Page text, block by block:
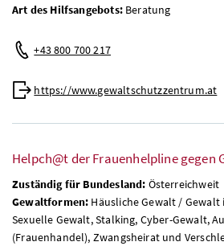
Art des Hilfsangebots:Beratung
+43 800 700 217
https://www.gewaltschutzzentrum.at
Helpch@t der Frauenhelpline gegen
Zuständig für Bundesland: Österreichweit
Gewaltformen: Häusliche Gewalt /
Sexuelle Gewalt, Stalking, Cyber-Gewalt,
(Frauenhandel), Zwangsheirat und